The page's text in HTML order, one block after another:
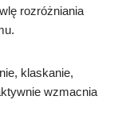
rozróżniania
klaskanie,
wzmacnia